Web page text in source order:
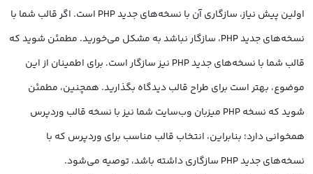
اولین پیش نیاز، سازگاری آن با نسخه‌های جدید PHP است. اگر قالب شما با
نسخه‌های جدید PHP، سازگار نباشد به مشکل می‌خورید. مطمئن شوید که
قالب شما با نسخه‌های جدید PHP نیز سازگار است. برای اطمینان از این
موضوع، بهتر است برای طراح قالب دیدگاه بگذارید. همچنین، مطمئن
شوید که نسخه PHP میزبان وب‌سایت شما نیز با نسخه قالب وردپرس
همخوانی دارد؛ بنابراین، انتخاب قالب مناسب برای وردپرس که با
نسخه‌های جدید PHP سازگاری داشته باشد، توصیه می‌شود.